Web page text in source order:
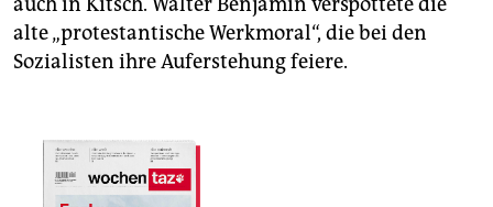
alte „protestantische Werk­moral“, die bei den
Sozialis­ten ihre Auf­erstehung feiere.